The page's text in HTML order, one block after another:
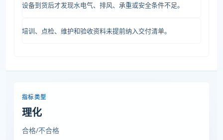
设备到货后才发现水电气、排风、承重或安全条件不足。
培训、点检、维护和验收资料未提前纳入交付清单。
指标类型
理化
合格/不合格